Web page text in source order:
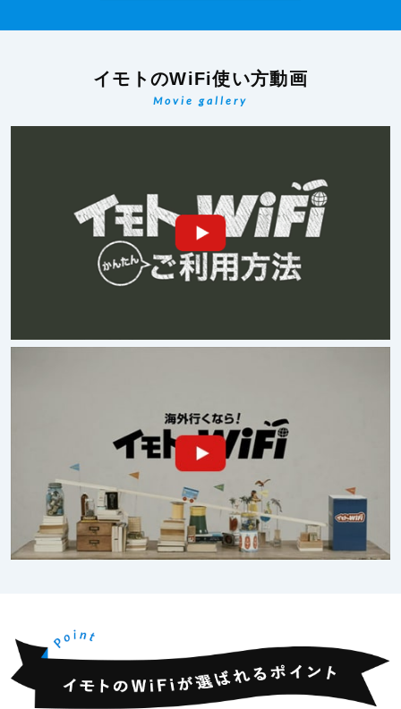
イモトのWiFi使い方動画
Movie gallery